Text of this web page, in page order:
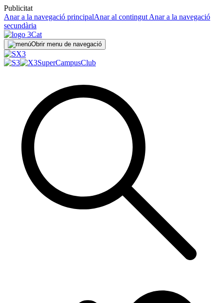
Publicitat
Anar a la navegació principalAnar al contingut Anar a la navegació
secundària
Obrir menu de navegació
SuperCampusClub